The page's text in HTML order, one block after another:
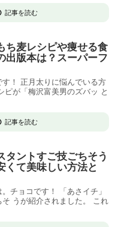
記事を読む
ち麦レシピや痩せる食
出版本は？スーパーフ
！ 正月太りに悩んでいる方
ピが「梅沢富美男のズバッ と
記事を読む
タントすご技ごちそう
くて美味しい方法と
チョコです！ 「あさイチ」
うが紹介されました。 これ